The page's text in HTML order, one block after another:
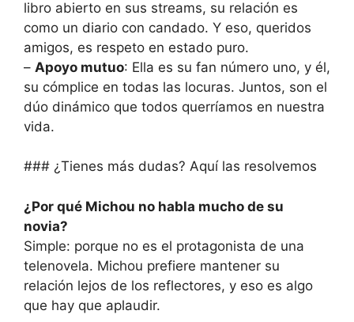
libro abierto en sus streams, su relación es
como un diario con candado. Y eso, queridos
amigos, es respeto en estado puro.
– Apoyo mutuo: Ella es su fan número uno, y él,
su cómplice en todas las locuras. Juntos, son el
dúo dinámico que todos querríamos en nuestra
vida.
### ¿Tienes más dudas? Aquí las resolvemos
¿Por qué Michou no habla mucho de su
novia?
Simple: porque no es el protagonista de una
telenovela. Michou prefiere mantener su
relación lejos de los reflectores, y eso es algo
que hay que aplaudir.